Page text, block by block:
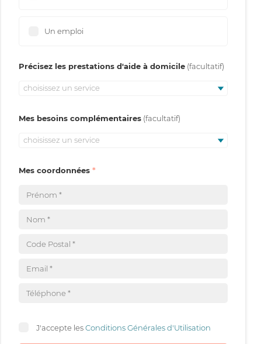
Un emploi
Précisez les prestations d'aide à domicile
choisissez un service
Mes besoins complémentaires
choisissez un service
Mes coordonnées
J'accepte lesConditions Générales d'Utilisation